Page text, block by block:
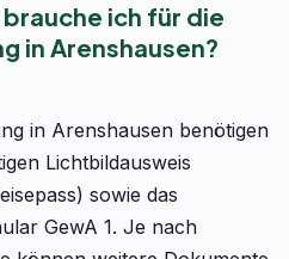
ich für die
in Arenshausen?
in Arenshausen benötigen
Lichtbildausweis
sowie das
GewA 1. Je nach